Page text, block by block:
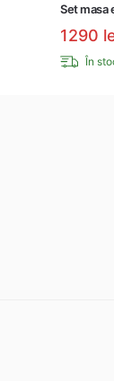
Set masa
1290
În